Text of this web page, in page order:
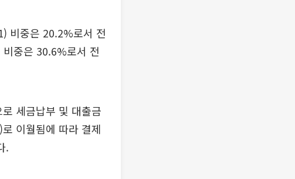
비중은 20.2%로서 전
중은 30.6%로서 전
세금납부 및 대출금
이월됨에 따라 결제
.